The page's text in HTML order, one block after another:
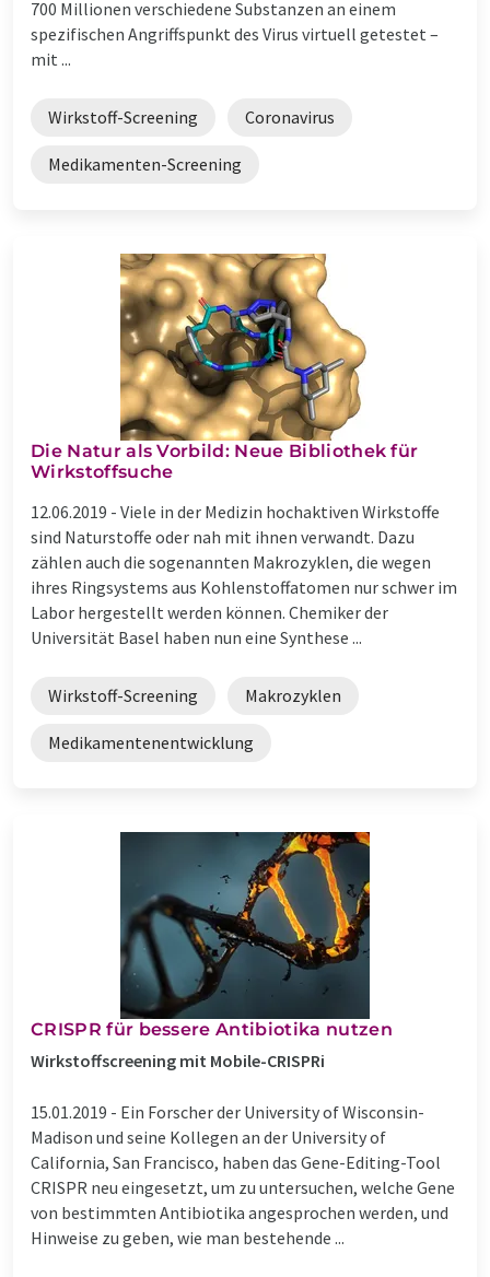
700 Millionen verschiedene Substanzen an einem
spezifischen Angriffspunkt des Virus virtuell getestet –
mit ...
Wirkstoff-Screening Coronavirus
Medikamenten-Screening
Die Natur als Vorbild: Neue Bibliothek für
Wirkstoffsuche
12.06.2019 - Viele in der Medizin hochaktiven Wirkstoffe
sind Naturstoffe oder nah mit ihnen verwandt. Dazu
zählen auch die sogenannten Makrozyklen, die wegen
ihres Ringsystems aus Kohlenstoffatomen nur schwer im
Labor hergestellt werden können. Chemiker der
Universität Basel haben nun eine Synthese ...
Wirkstoff-Screening Makrozyklen
Medikamentenentwicklung
CRISPR für bessere Antibiotika nutzen
Wirkstoffscreening mit Mobile-CRISPRi
15.01.2019 - Ein Forscher der University of Wisconsin-
Madison und seine Kollegen an der University of
California, San Francisco, haben das Gene-Editing-Tool
CRISPR neu eingesetzt, um zu untersuchen, welche Gene
von bestimmten Antibiotika angesprochen werden, und
Hinweise zu geben, wie man bestehende ...